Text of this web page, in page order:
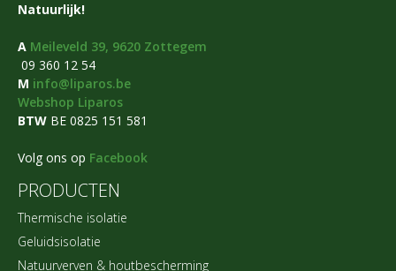
Natuurlijk!
A Meileveld 39, 9620 Zottegem
09 360 12 54
M info@liparos.be
Webshop Liparos
BTW BE 0825 151 581​
Volg ons op Facebook
PRODUCTEN
Thermische isolatie
Geluidsisolatie
Natuurverven & houtbescherming